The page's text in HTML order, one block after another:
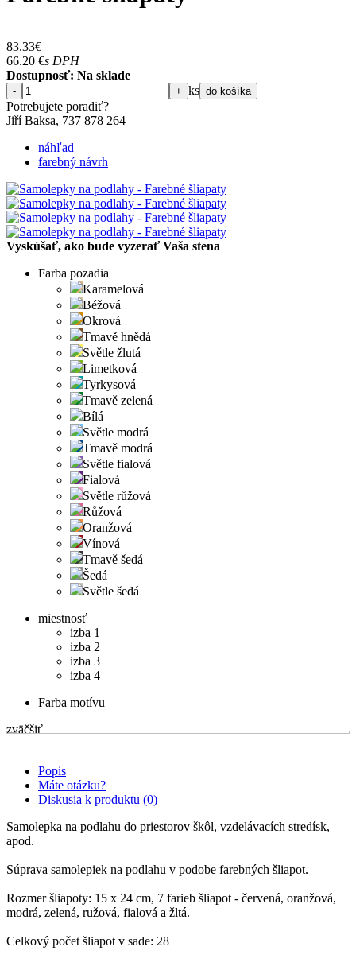
83.33€
66.20 €s DPH
Dostupnosť: Na sklade
- + ks do košíka
Potrebujete poradiť?
Jiří Baksa, 737 878 ​​264
náhľad
farebný návrh
Vyskúšať, ako bude vyzerať Vaša stena
Farba pozadia
Karamelová
Béžová
Okrová
Tmavě hnědá
Světle žlutá
Limetková
Tyrkysová
Tmavě zelená
Bílá
Světle modrá
Tmavě modrá
Světle fialová
Fialová
Světle růžová
Růžová
Oranžová
Vínová
Tmavě šedá
Šedá
Světle šedá
miestnosť
izba 1
izba 2
izba 3
izba 4
Farba motívu
zväčšiť
Popis
Máte otázku?
Diskusia k produktu (0)
Samolepka na podlahu do priestorov škôl, vzdelávacích stredísk,
apod.
Súprava samolepiek na podlahu v podobe farebných šliapot.
Rozmer šliapoty: 15 x 24 cm, 7 farieb šliapot - červená, oranžová,
modrá, zelená, ružová, fialová a žltá.
Celkový počet šliapot v sade: 28